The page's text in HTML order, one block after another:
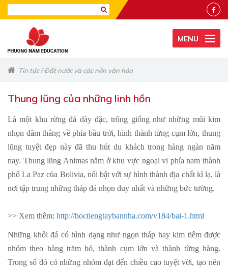
MENU
Tin tức/Đất nước và các nền văn hóa
Thung lũng của những linh hồn
Là một khu rừng đá dày đặc, trông giống như những mũi kim
nhọn đâm thẳng về phía bầu trời, hình thành từng cụm lớn, thung
lũng tuyệt đẹp này đã thu hút du khách trong hàng ngàn năm
nay. Thung lũng Animas nằm ở khu vực ngoại vi phía nam thành
phố La Paz của Bolivia, nổi bật với sự hình thành địa chất kì lạ, là
nơi tập trung những tháp đá nhọn duy nhất và những bức tường.
>> Xem thêm: http://hoctiengtaybannha.com/v184/bai-1.html
Những khối đá có hình dạng như ngọn tháp hay kim tiêm được
nhóm theo hàng trăm bó, thành cụm lớn và thành từng hàng.
Trong số đó có những nhóm đạt đến chiều cao tuyệt vời, tạo nên